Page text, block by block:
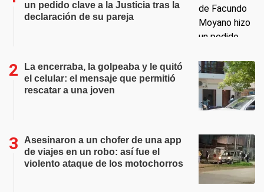
un pedido clave a la Justicia tras la
declaración de su pareja
La encerraba, la golpeaba y le quitó
el celular: el mensaje que permitió
rescatar a una joven
Asesinaron a un chofer de una app
de viajes en un robo: así fue el
violento ataque de los motochorros